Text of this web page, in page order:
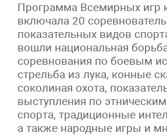
Программа Всемирных игр
включала 20
показательных видов
вошли национальная
соревнования по боевым
стрельба из лука, конные
соколиная охота,
выступления по
спорта, традиционные
а также народные игры и